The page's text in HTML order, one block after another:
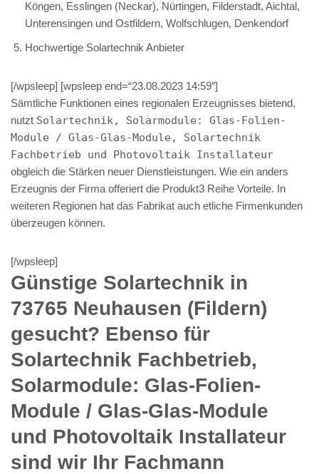
Köngen, Esslingen (Neckar), Nürtingen, Filderstadt, Aichtal,
Unterensingen und Ostfildern, Wolfschlugen, Denkendorf
Hochwertige Solartechnik Anbieter
[/wpsleep] [wpsleep end=“23.08.2023 14:59″]
Sämtliche Funktionen eines regionalen Erzeugnisses bietend,
nutzt Solartechnik, Solarmodule: Glas-Folien-
Module / Glas-Glas-Module, Solartechnik
Fachbetrieb und Photovoltaik Installateur
obgleich die Stärken neuer Dienstleistungen. Wie ein anders
Erzeugnis der Firma offeriert die Produkt3 Reihe Vorteile. In
weiteren Regionen hat das Fabrikat auch etliche Firmenkunden
überzeugen können.
[/wpsleep]
Günstige Solartechnik in
73765 Neuhausen (Fildern)
gesucht? Ebenso für
Solartechnik Fachbetrieb,
Solarmodule: Glas-Folien-
Module / Glas-Glas-Module
und Photovoltaik Installateur
sind wir Ihr Fachmann